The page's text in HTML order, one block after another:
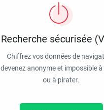
Recherche sécurisée
Chiffrez vos données de
devenez anonyme et impossible à
ou à pirater.